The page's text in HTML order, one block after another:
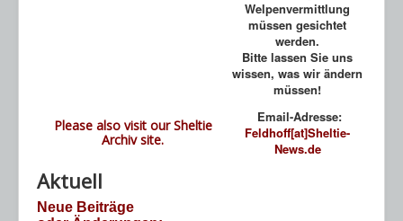
Welpenvermittlung
müssen gesichtet
werden.
Bitte lassen Sie uns
wissen, was wir ändern
müssen!
Please also visit ourSheltie
Archivsite.
Email-Adresse:
Feldhoff[at]Sheltie-
News.de
Aktuell
Neue Beiträge